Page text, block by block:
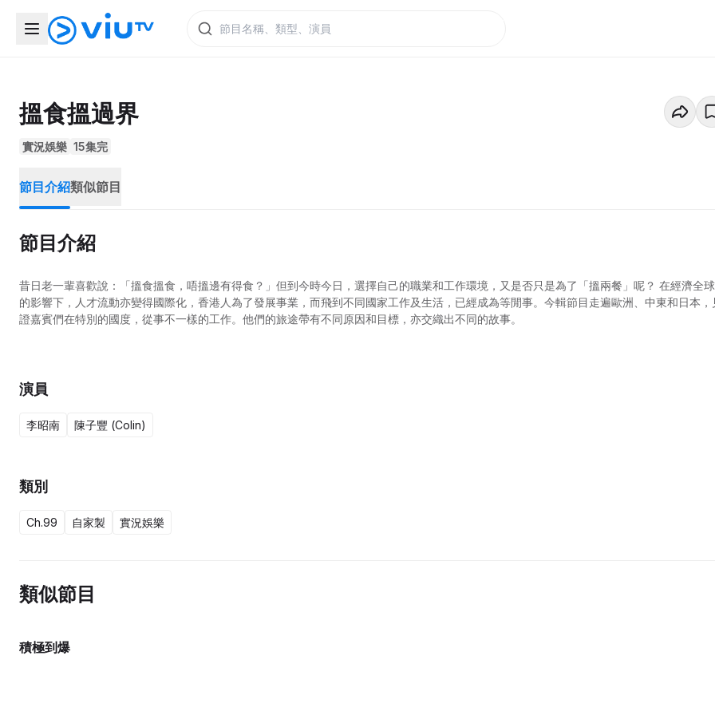
搵食搵過界
實況娛樂 15集完
節目介紹類似節目
節目介紹
昔日老一輩喜歡說：「搵食搵食，唔搵邊有得食？」但到今時今日，選擇自己的職業和工作環境，又是否只是為了「搵兩餐」呢？ 在經濟全
的影響下，人才流動亦變得國際化，香港人為了發展事業，而飛到不同國家工作及生活，已經成為等閒事。今輯節目走遍歐洲、中東和日本，
證嘉賓們在特別的國度，從事不一樣的工作。他們的旅途帶有不同原因和目標，亦交織出不同的故事。
演員
李昭南 陳子豐 (Colin)
類別
Ch.99 自家製 實況娛樂
類似節目
積極到爆